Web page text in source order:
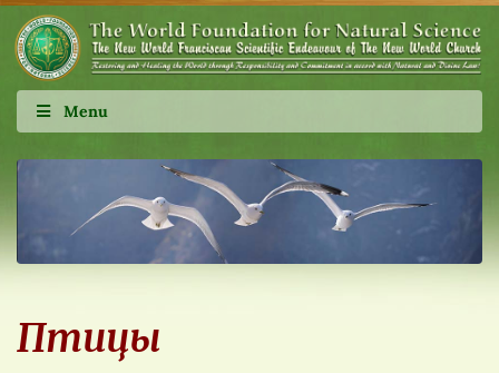
Menu
Птицы